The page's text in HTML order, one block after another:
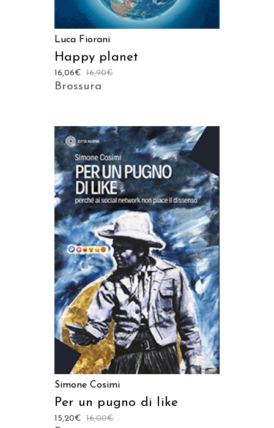
Luca Fiorani
Happy planet
16,90€
16,06€
Brossura
AGGIUNGI AL CARRELLO
Simone Cosimi
Per un pugno di like
16,00€
15,20€